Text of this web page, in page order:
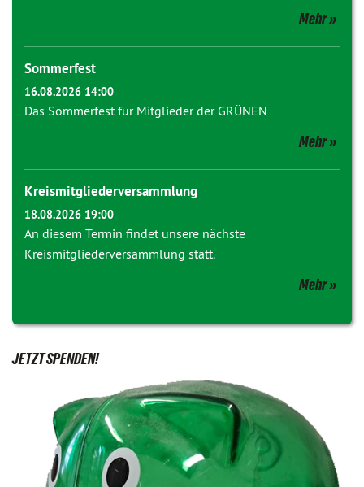
Mehr
Sommerfest
16.08.2026 14:00
Das Sommerfest für Mitglieder der GRÜNEN
Mehr
Kreismitgliederversammlung
18.08.2026 19:00
An diesem Termin findet unsere nächste
Kreismitgliederversammlung statt.
Mehr
JETZT SPENDEN!